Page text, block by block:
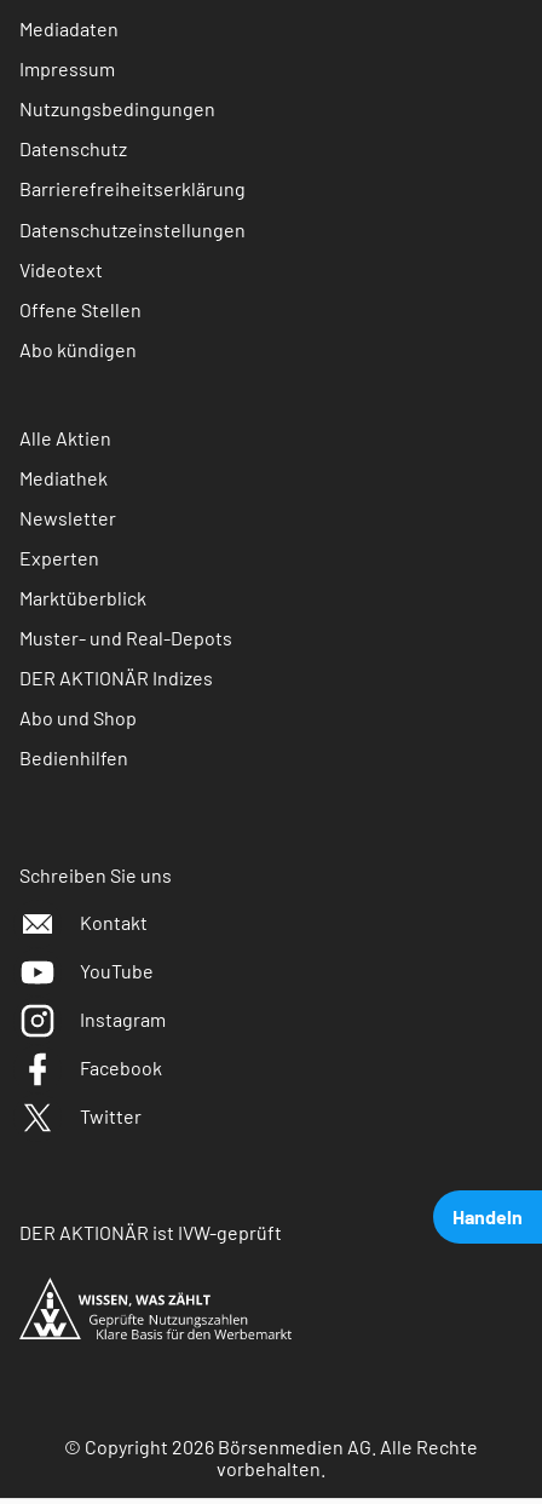
Handeln
Mediadaten
Impressum
Nutzungsbedingungen
Datenschutz
Barrierefreiheitserklärung
Datenschutzeinstellungen
Videotext
Offene Stellen
Abo kündigen
Alle Aktien
Mediathek
Newsletter
Experten
Marktüberblick
Muster- und Real-Depots
DER AKTIONÄR Indizes
Abo und Shop
Bedienhilfen
Schreiben Sie uns
Kontakt
YouTube
Instagram
Facebook
Twitter
DER AKTIONÄR ist IVW-geprüft
© Copyright 2026 Börsenmedien AG. Alle Rechte
vorbehalten.